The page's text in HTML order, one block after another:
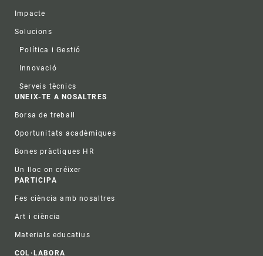
Impacte
Solucions
Política i Gestió
Innovació
Serveis tècnics
UNEIX-TE A NOSALTRES
Borsa de treball
Oportunitats acadèmiques
Bones pràctiques HR
Un lloc on créixer
PARTICIPA
Fes ciència amb nosaltres
Art i ciència
Materials educatius
COL·LABORA